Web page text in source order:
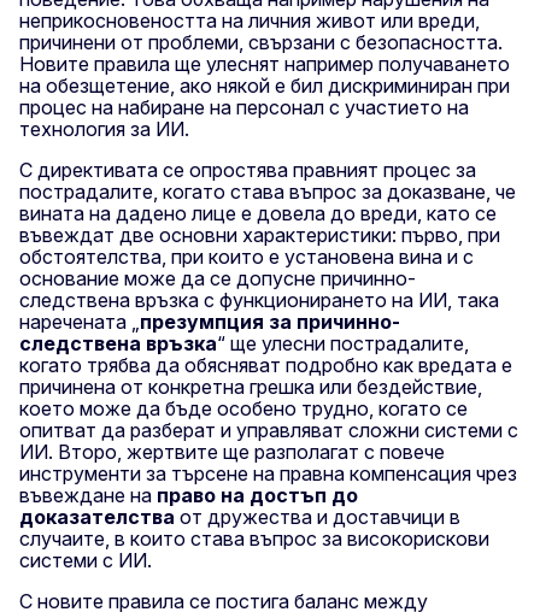
неприкосновеността на личния живот или вреди,
причинени от проблеми, свързани с безопасността.
Новите правила ще улеснят например получаването
на обезщетение, ако някой е бил дискриминиран при
процес на набиране на персонал с участието на
технология за ИИ.
С директивата се опростява правният процес за
пострадалите, когато става въпрос за доказване, че
вината на дадено лице е довела до вреди, като се
въвеждат две основни характеристики: първо, при
обстоятелства, при които е установена вина и с
основание може да се допусне причинно-
следствена връзка с функционирането на ИИ, така
наречената „ презумпция за причинно-
следствена връзка“ ще улесни пострадалите,
когато трябва да обясняват подробно как вредата е
причинена от конкретна грешка или бездействие,
което може да бъде особено трудно, когато се
опитват да разберат и управляват сложни системи с
ИИ. Второ, жертвите ще разполагат с повече
инструменти за търсене на правна компенсация чрез
въвеждане на право на достъп до
доказателства от дружества и доставчици в
случаите, в които става въпрос за високорискови
системи с ИИ.
С новите правила се постига баланс между